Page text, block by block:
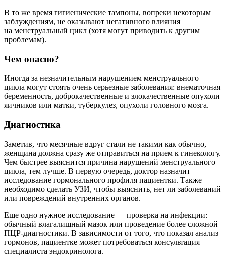
В то же время гигиенические тампоны, вопреки некоторым
заблуждениям, не оказывают негативного влияния
на менструальный цикл (хотя могут приводить к другим
проблемам).
Чем опасно?
Иногда за незначительным нарушением менструального
цикла могут стоять очень серьезные заболевания: внематочная
беременность, доброкачественные и злокачественные опухоли
яичников или матки, туберкулез, опухоли головного мозга.
Диагностика
Заметив, что месячные вдруг стали не такими как обычно,
женщина должна сразу же отправиться на прием к гинекологу.
Чем быстрее выяснится причина нарушений менструального
цикла, тем лучше. В первую очередь, доктор назначит
исследование гормонального профиля пациентки. Также
необходимо сделать УЗИ, чтобы выяснить, нет ли заболеваний
или повреждений внутренних органов.
Еще одно нужное исследование — проверка на инфекции:
обычный влагалищный мазок или проведение более сложной
ПЦР-диагностики. В зависимости от того, что показал анализ
гормонов, пациентке может потребоваться консультация
специалиста эндокринолога.